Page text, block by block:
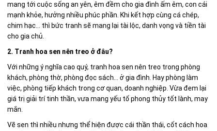
mang tới cuộc sống an yên, êm đềm cho gia đình ấm êm, con cái
mạnh khỏe, hưởng nhiều phúc phần. Khi kết hợp cùng cá chép,
chim hạc… thì bức tranh sẽ mang lại tài lộc, danh vọng và tiền tài
cho gia chủ.
2. Tranh hoa sen nên treo ở đâu?
Với những ý nghĩa cao quý, tranh hoa sen nên treo trong phòng
khách, phòng thờ, phòng đọc sách... ở gia đình. Hay phòng làm
việc, phòng tiếp khách trong cơ quan, doanh nghiệp. Vừa đem lại
giá trị giải trí tinh thần, vưa mang yếu tố phong thủy tốt lành, may
mắn.
Vẽ sen thì nhiều nhưng thể hiện được cái thần thái, cốt cách hoa